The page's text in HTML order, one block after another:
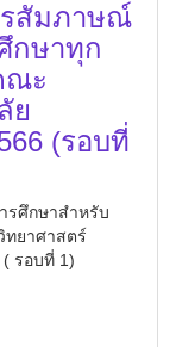
รสัมภาษณ์
กษาทุก
ณะ
ย
(รอบที่
รศึกษาสำหรับ
ยาศาสตร์
รอบที่ 1)